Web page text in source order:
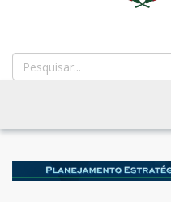
MUNICIPAL
DE
VIANA
ES